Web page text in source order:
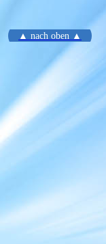
▲ nach oben ▲